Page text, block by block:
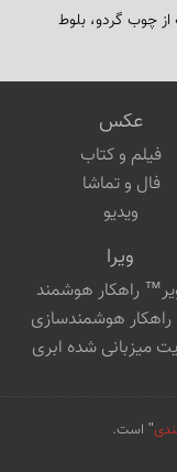
برای هدیه
چوب گردو، بلوط
عکس
فیلم و کتاب
فال و تماشا
ویدیو
ویرا
راهکار هوشمند
هوشمندسازی
میزبانی شده ابری
" است.